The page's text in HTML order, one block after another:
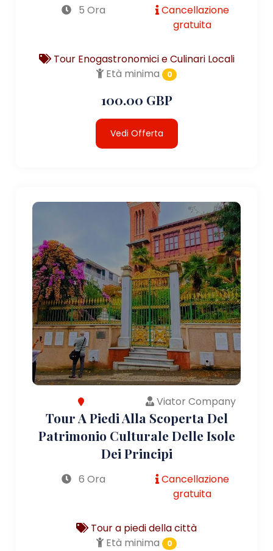
5 Ora
Cancellazione
gratuita
Tour Enogastronomici e Culinari Locali
Età minima
0
100.00 GBP
Vedi Offerta
Viator Company
Tour A Piedi Alla Scoperta Del
Patrimonio Culturale Delle Isole
Dei Principi
6 Ora
Cancellazione
gratuita
Tour a piedi della città
Età minima
0